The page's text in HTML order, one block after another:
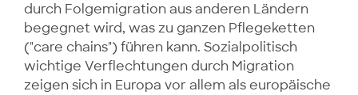
durch Folgemigration aus anderen Ländern
begegnet wird, was zu ganzen Pflegeketten
("care chains") führen kann. Sozialpolitisch
wichtige Verflechtungen durch Migration
zeigen sich in Europa vor allem als europäische